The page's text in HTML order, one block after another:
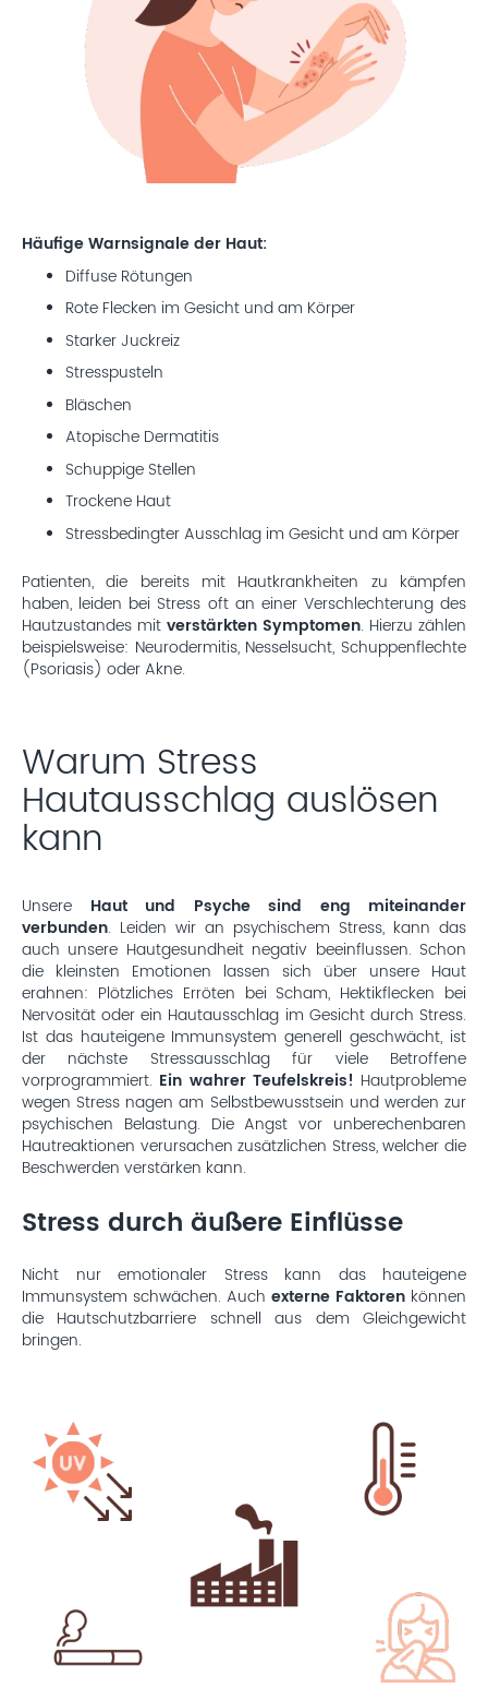
Häufige Warnsignale der Haut:
Diffuse Rötungen
Rote Flecken im Gesicht und am Körper
Starker Juckreiz
Stresspusteln
Bläschen
Atopische Dermatitis
Schuppige Stellen
Trockene Haut
Stressbedingter Ausschlag im Gesicht und am Körper
Patienten, die bereits mit Hautkrankheiten zu kämpfen
haben, leiden bei Stress oft an einer Verschlechterung des
Hautzustandes mit verstärkten Symptomen. Hierzu zählen
beispielsweise: Neurodermitis, Nesselsucht, Schuppenflechte
(Psoriasis) oder Akne.
Warum Stress
Hautausschlag auslösen
kann
Unsere Haut und Psyche sind eng miteinander
verbunden. Leiden wir an psychischem Stress, kann das
auch unsere Hautgesundheit negativ beeinflussen. Schon
die kleinsten Emotionen lassen sich über unsere Haut
erahnen: Plötzliches Erröten bei Scham, Hektikflecken bei
Nervosität oder ein Hautausschlag im Gesicht durch Stress.
Ist das hauteigene Immunsystem generell geschwächt, ist
der nächste Stressausschlag für viele Betroffene
vorprogrammiert. Ein wahrer Teufelskreis! Hautprobleme
wegen Stress nagen am Selbstbewusstsein und werden zur
psychischen Belastung. Die Angst vor unberechenbaren
Hautreaktionen verursachen zusätzlichen Stress, welcher die
Beschwerden verstärken kann.
Stress durch äußere Einflüsse
Nicht nur emotionaler Stress kann das hauteigene
Immunsystem schwächen. Auch externe Faktoren können
die Hautschutzbarriere schnell aus dem Gleichgewicht
bringen.